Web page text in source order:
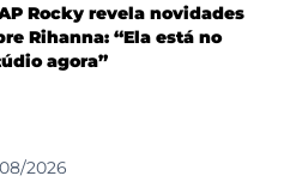
Rocky revela novidades
Rihanna: “Ela está no
agora”
2026